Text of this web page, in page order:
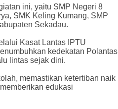
ini, yaitu SMP Negeri 8
SMK Keling Kumang, SMP
Sekadau.
Kasat Lantas IPTU
kedekatan Polantas
lintas sejak dini.
memastikan ketertiban naik
edukasi